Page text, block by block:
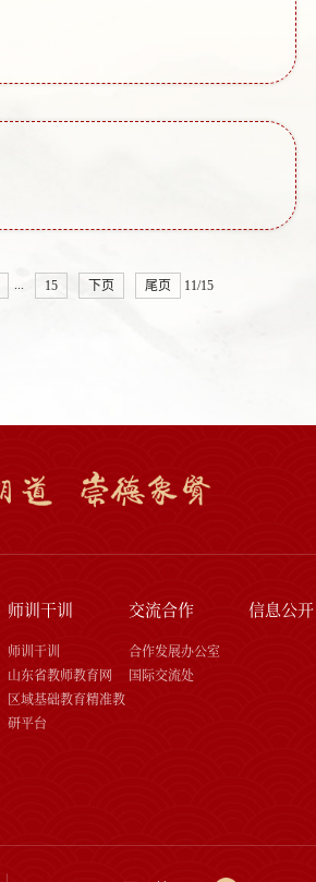
... 15 下页 尾页 11/15
师训干训
师训干训
山东省教师教育网
区域基础教育精准教
研平台
交流合作
合作发展办公室
国际交流处
信息公开